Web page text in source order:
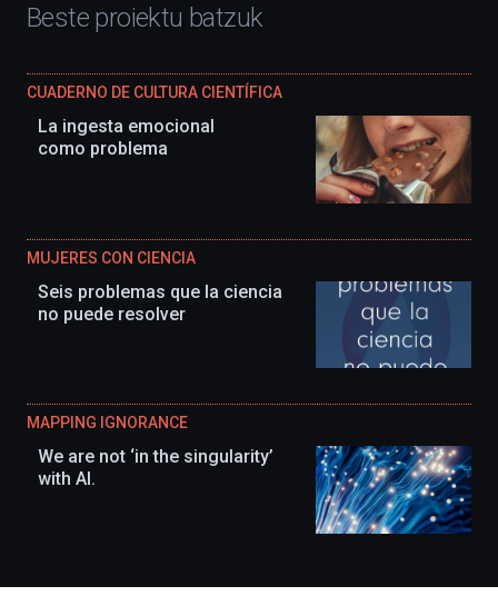
Beste proiektu batzuk
CUADERNO DE CULTURA CIENTÍFICA
La ingesta emocional
como problema
MUJERES CON CIENCIA
Seis problemas que la ciencia
no puede resolver
MAPPING IGNORANCE
We are not ‘in the singularity’
with AI.